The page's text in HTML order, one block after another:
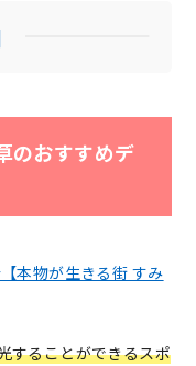
のおすすめデ
本物が生きる街 すみ
することができるスポ